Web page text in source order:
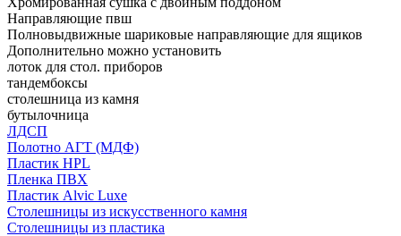
Направляющие пвш
Полновыдвижные шариковые направляющие для ящиков
Дополнительно можно установить
лоток для стол. приборов
тандембоксы
столешница из камня
бутылочница
ЛДСП
Полотно АГТ (МДФ)
Пластик HPL
Пленка ПВХ
Пластик Alvic Luxe
Столешницы из искусственного камня
Столешницы из пластика